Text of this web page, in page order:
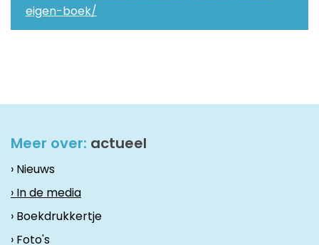
eigen-boek/
Meer over: actueel
› Nieuws
› In de media
› Boekdrukkertje
› Foto's